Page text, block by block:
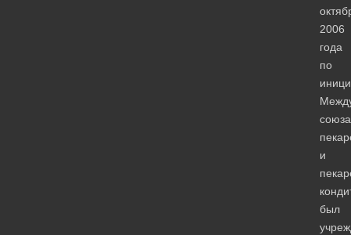
2006
года
по
союза
и
был